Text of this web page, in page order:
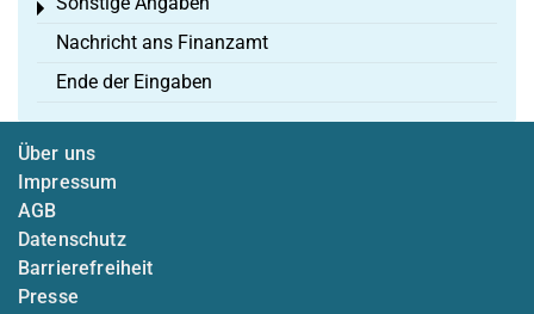
Toggle menu
Nachricht ans Finanzamt
Ende der Eingaben
Über uns
Impressum
AGB
Datenschutz
Barrierefreiheit
Presse